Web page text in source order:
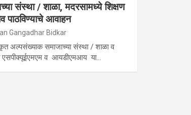
संस्था / शाळा, मदरसामध्ये शिक्षण
पाठविण्याचे आवाहन
Gangadhar Bidkar
अल्पसंख्याक समाजाच्या संस्था / शाळा व
एसपीक्यूईएमएम व आयडीएमआय या…